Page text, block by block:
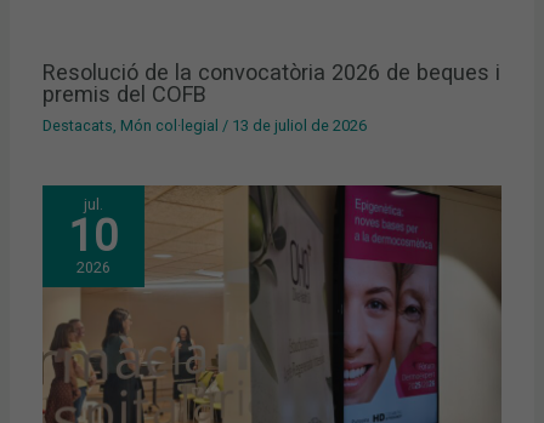
Resolució de la convocatòria 2026 de beques i
premis del COFB
Destacats Món col·legial / 13 de juliol de 2026
jul.
10
2026